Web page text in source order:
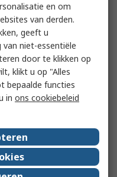
en om
van derden.
geeft u
niet-essentiële
door te klikken op
klikt u op "Alles
bepaalde functies
in ons cookiebeleid